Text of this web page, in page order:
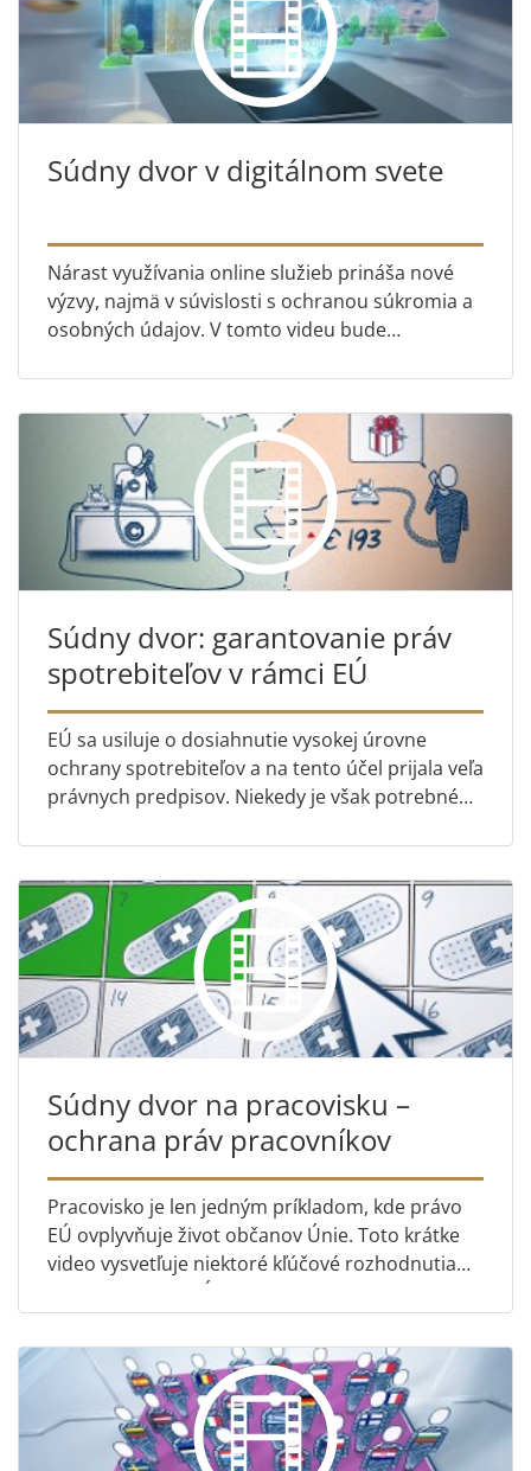
Súdny dvor v digitálnom svete
Nárast využívania online služieb prináša nové
výzvy, najmä v súvislosti s ochranou súkromia a
osobných údajov. V tomto videu bude
dvora vytvárali naše prá...
Súdny dvor: garantovanie práv
spotrebiteľov v rámci EÚ
EÚ sa usiluje o dosiahnutie vysokej úrovne
ochrany spotrebiteľov a na tento účel prijala veľa
právnych predpisov. Niekedy je však potrebné
Súdneho dvora Eu...
Súdny dvor na pracovisku –
ochrana práv pracovníkov
Pracovisko je len jedným príkladom, kde právo
EÚ ovplyvňuje život občanov Únie. Toto krátke
video vysvetľuje niektoré kľúčové rozhodnutia
Súdneho dvora EÚ v tejto oblasti, ktoré sa týkajú
napríklad ot...